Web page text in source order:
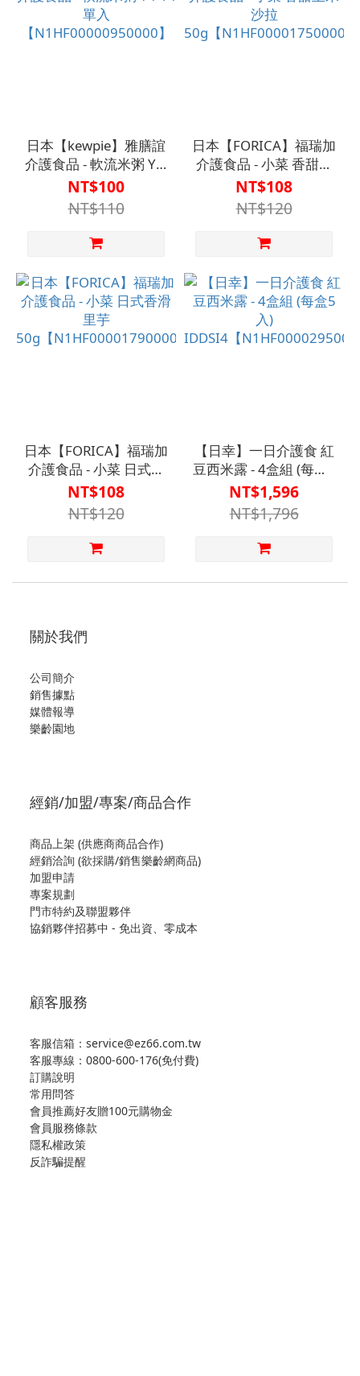
日本【kewpie】雅膳誼
介護食品 - 軟流米粥 Y4-
14 單入
【N1HF00000950000】
NT$100
NT$110
日本【FORICA】福瑞加
介護食品 - 小菜 香甜玉
米沙拉
50g【N1HF00001750000
NT$108
NT$120
日本【FORICA】福瑞加
介護食品 - 小菜 日式香
滑里芋
50g【N1HF00001790000】
NT$108
NT$120
【日幸】一日介護食 紅
豆西米露 - 4盒組 (每盒5
入)
IDDSI4【
NT$1,596
NT$1,796
關於我們
公司簡介
銷售據點
媒體報導
樂齡園地
經銷/加盟/專案/商品合作
商品上架 (供應商商品合作)
經銷洽詢 (欲採購/銷售樂齡網商品)
加盟申請
專案規劃
門市特約及聯盟夥伴
協銷夥伴招募中 - 免出資、零成本
顧客服務
客服信箱：service@ez66.com.tw
客服專線： 0800-600-176(免付費)
訂購說明
常用問答
會員推薦好友贈100元購物金
會員服務條款
隱私權政策
反詐騙提醒